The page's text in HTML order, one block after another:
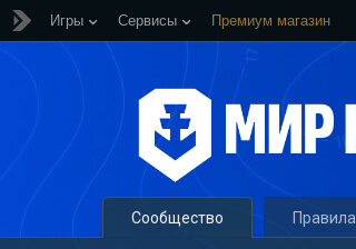
Игры Сервисы Премиум магазин
Сообщество Правила